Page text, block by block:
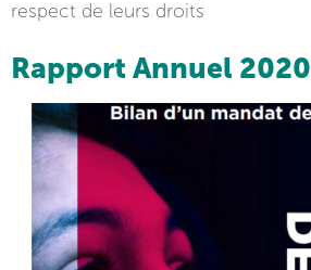
respect de leurs droits
Rapport Annuel 2020